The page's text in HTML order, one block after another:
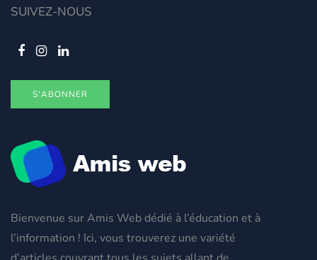
Bienvenue sur Amis Web dédié à l’éducation et à
l’information ! Ici, vous trouverez une variété
SUIVEZ-NOUS
S'ABONNER